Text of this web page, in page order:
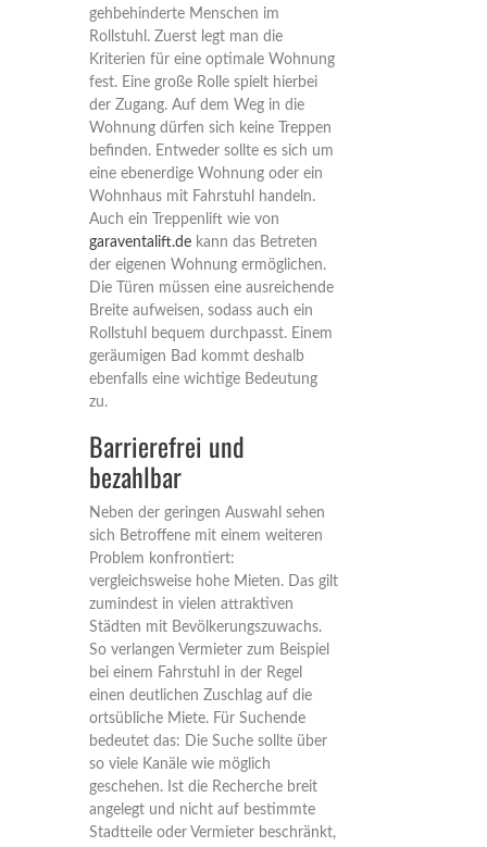
gehbehinderte Menschen im
Rollstuhl. Zuerst legt man die
Kriterien für eine optimale Wohnung
fest. Eine große Rolle spielt hierbei
der Zugang. Auf dem Weg in die
Wohnung dürfen sich keine Treppen
befinden. Entweder sollte es sich um
eine ebenerdige Wohnung oder ein
Wohnhaus mit Fahrstuhl handeln.
Auch ein Treppenlift wie von
garaventalift.dekann das Betreten
der eigenen Wohnung ermöglichen.
Die Türen müssen eine ausreichende
Breite aufweisen, sodass auch ein
Rollstuhl bequem durchpasst. Einem
geräumigen Bad kommt deshalb
ebenfalls eine wichtige Bedeutung
zu.
Barrierefrei und
bezahlbar
Neben der geringen Auswahl sehen
sich Betroffene mit einem weiteren
Problem konfrontiert:
vergleichsweise hohe Mieten. Das gilt
zumindest in vielen attraktiven
Städten mit Bevölkerungszuwachs.
So verlangen Vermieter zum Beispiel
bei einem Fahrstuhl in der Regel
einen deutlichen Zuschlag auf die
ortsübliche Miete. Für Suchende
bedeutet das: Die Suche sollte über
so viele Kanäle wie möglich
geschehen. Ist die Recherche breit
angelegt und nicht auf bestimmte
Stadtteile oder Vermieter beschränkt,